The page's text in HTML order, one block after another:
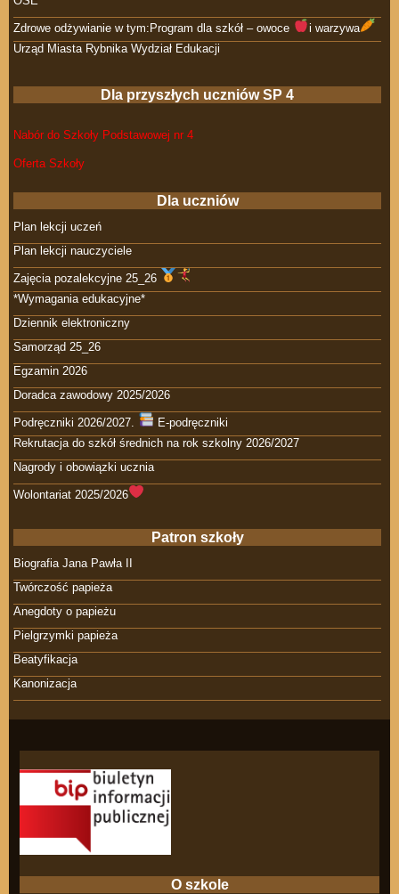
Zdrowe odżywianie w tym:Program dla szkół – owoce
i warzywa
Urząd Miasta Rybnika Wydział Edukacji
Dla przyszłych uczniów SP 4
Nabór do Szkoły Podstawowej nr 4
Oferta Szkoły
Dla uczniów
Plan lekcji uczeń
Plan lekcji nauczyciele
Zajęcia pozalekcyjne 25_26
*Wymagania edukacyjne*
Dziennik elektroniczny
Samorząd 25_26
Egzamin 2026
Doradca zawodowy 2025/2026
Podręczniki 2026/2027.
E-podręczniki
Rekrutacja do szkół średnich na rok szkolny 2026/2027
Nagrody i obowiązki ucznia
Wolontariat 2025/2026
Patron szkoły
Biografia Jana Pawła II
Twórczość papieża
Anegdoty o papieżu
Pielgrzymki papieża
Beatyfikacja
Kanonizacja
O szkole